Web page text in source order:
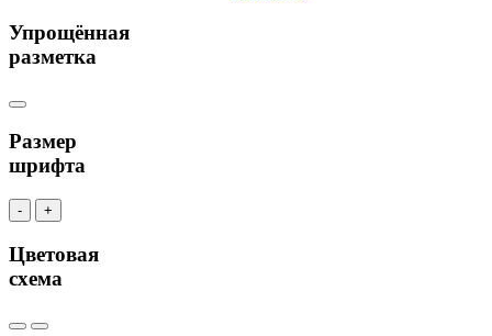
Упрощённая
разметка
Размер
шрифта
- +
Цветовая
схема